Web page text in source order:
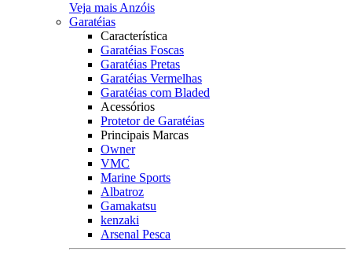
Veja mais Anzóis
Garatéias
Característica
Garatéias Foscas
Garatéias Pretas
Garatéias Vermelhas
Garatéias com Bladed
Acessórios
Protetor de Garatéias
Principais Marcas
Owner
VMC
Marine Sports
Albatroz
Gamakatsu
kenzaki
Arsenal Pesca